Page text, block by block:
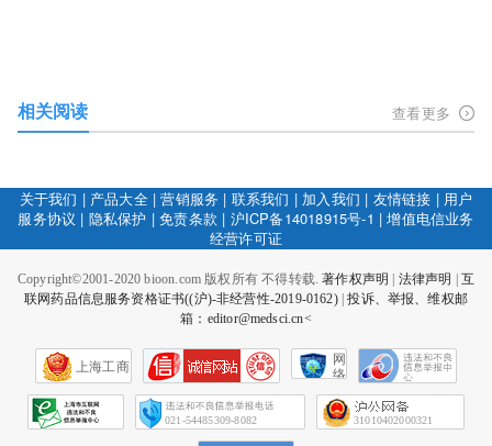
相关阅读 查看更多
关于我们 | 产品大全|营销服务 | 联系我们 | 加入我们 | 友情链接 | 用户
服务协议 | 隐私保护 |免责条款 | 沪ICP备14018915号-1 |增值电信业务
经营许可证
Copyright©2001-2020 bioon.com 版权所有 不得转载.著作权声明 法律声明
互
联网药品信息服务资格证书((沪)-非经营性-2019-0162)|投诉、举报、维权邮
箱：editor@medsci.cn<
上海工商
网
络
会
征
021-54485309-8082 31010402000321